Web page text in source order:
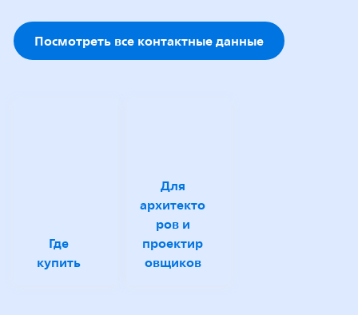
Посмотреть все контактные данные
Где
купить
Для
архитекто
ров и
проектир
овщиков